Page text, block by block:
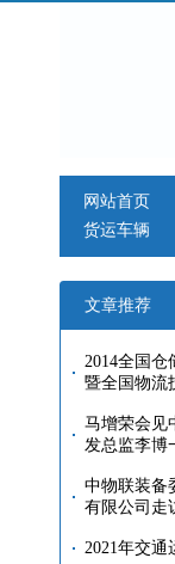
网站首页
货运车辆
文章推荐
2014全国仓
暨全国物流
马增荣会见
发总监李博
中物联装备
有限公司走
2021年交通